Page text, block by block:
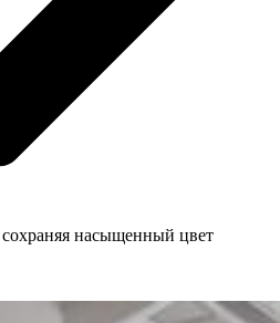
насыщенный цвет